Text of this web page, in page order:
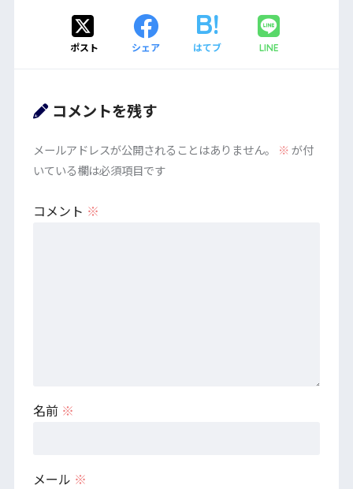
ポスト シェア はてブ LINE
コメントを残す
メールアドレスが公開されることはありません。 ※が付
いている欄は必須項目です
コメント ※
名前 ※
メール ※